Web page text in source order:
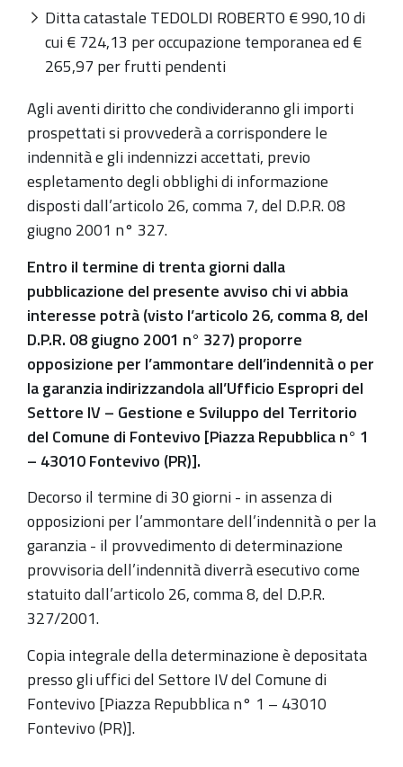
Ditta catastale TEDOLDI ROBERTO € 990,10 di
cui € 724,13 per occupazione temporanea ed €
265,97 per frutti pendenti
Agli aventi diritto che condivideranno gli importi
prospettati si provvederà a corrispondere le
indennità e gli indennizzi accettati, previo
espletamento degli obblighi di informazione
disposti dall’articolo 26, comma 7, del D.P.R. 08
giugno 2001 n° 327.
Entro il termine di trenta giorni dalla
pubblicazione del presente avviso chi vi abbia
interesse potrà (visto l’articolo 26, comma 8, del
D.P.R. 08 giugno 2001 n° 327) proporre
opposizione per l’ammontare dell’indennità o per
la garanzia indirizzandola all’Ufficio Espropri del
Settore IV – Gestione e Sviluppo del Territorio
del Comune di Fontevivo [Piazza Repubblica n° 1
– 43010 Fontevivo (PR)].
Decorso il termine di 30 giorni - in assenza di
opposizioni per l’ammontare dell’indennità o per la
garanzia - il provvedimento di determinazione
provvisoria dell’indennità diverrà esecutivo come
statuito dall’articolo 26, comma 8, del D.P.R.
327/2001.
Copia integrale della determinazione è depositata
presso gli uffici del Settore IV del Comune di
Fontevivo [Piazza Repubblica n° 1 – 43010
Fontevivo (PR)].